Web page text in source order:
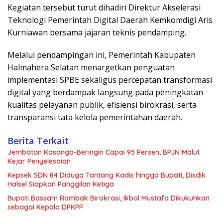
Kegiatan tersebut turut dihadiri Direktur Akselerasi
Teknologi Pemerintah Digital Daerah Kemkomdigi Aris
Kurniawan bersama jajaran teknis pendamping.
Melalui pendampingan ini, Pemerintah Kabupaten
Halmahera Selatan menargetkan penguatan
implementasi SPBE sekaligus percepatan transformasi
digital yang berdampak langsung pada peningkatan
kualitas pelayanan publik, efisiensi birokrasi, serta
transparansi tata kelola pemerintahan daerah.
Berita Terkait
Jembatan Kasango-Beringin Capai 95 Persen, BPJN Malut
Kejar Penyelesaian
Kepsek SDN 84 Diduga Tantang Kadis hingga Bupati, Disdik
Halsel Siapkan Panggilan Ketiga
Bupati Bassam Rombak Birokrasi, Ikbal Mustafa Dikukuhkan
sebagai Kepala DPKPP